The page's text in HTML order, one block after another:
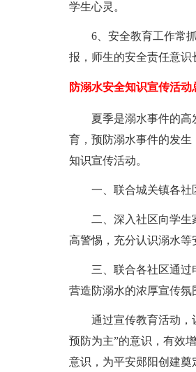
学生心灵。
6、安全教育工作常
报，师生的安全责任意识
防溺水安全知识宣传活动
夏季是溺水事件的
育，预防溺水事件的发
知识宣传活动。
一、联合城关镇各社
二、深入社区向学
高警惕，充分认识溺水等
三、联合各社区通
营造防溺水的浓厚宣传氛
通过宣传教育活动，
预防为主”的意识，有效
意识，为平安郧阳创建奠